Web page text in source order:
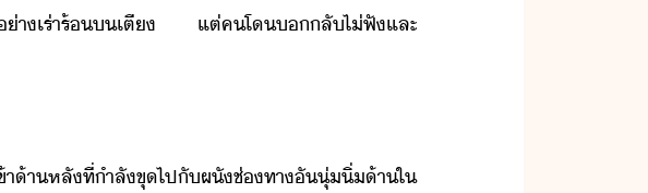
า​เร่าร้​​เตี​ ​แต่​ค​โ​​ลั​ไ่​ฟั​และ​
า​้าหลั​ที่​ำลั​ขุ​ไป​ั​ผั​ช่ทา​ั​ุ่ิ่​้าใ​